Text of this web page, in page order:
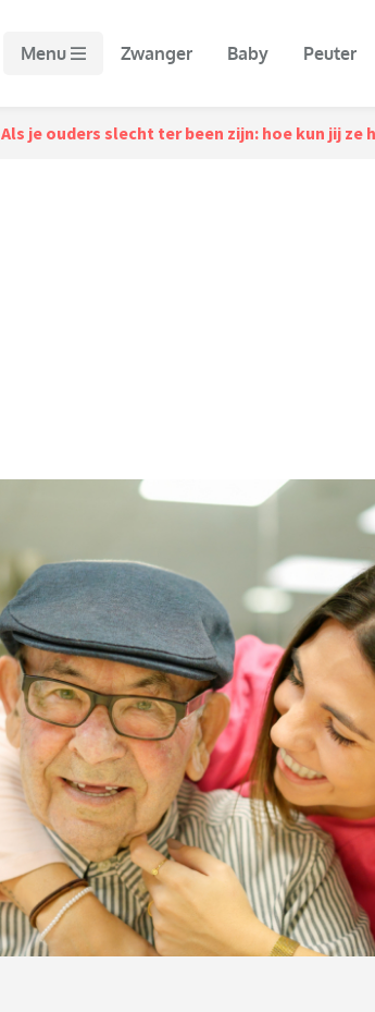
Menu Zwanger Baby Peuter
Als je ouders slecht ter been zijn: hoe kun jij ze